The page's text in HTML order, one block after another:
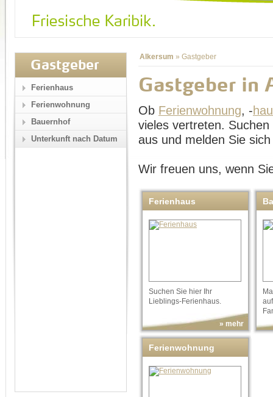
Alkersum » Gastgeber
Gastgeber in
Ob Ferienwohnung, -
vieles vertreten.
aus und melden Sie
Wir freuen uns, wenn
Ferienhaus
Suchen Sie hier Ihr
Lieblings-Ferienhaus.
» mehr
Ferienwohnung
Gastgeber
Ferienhaus
Ferienwohnung
Bauernhof
Unterkunft nach Datum